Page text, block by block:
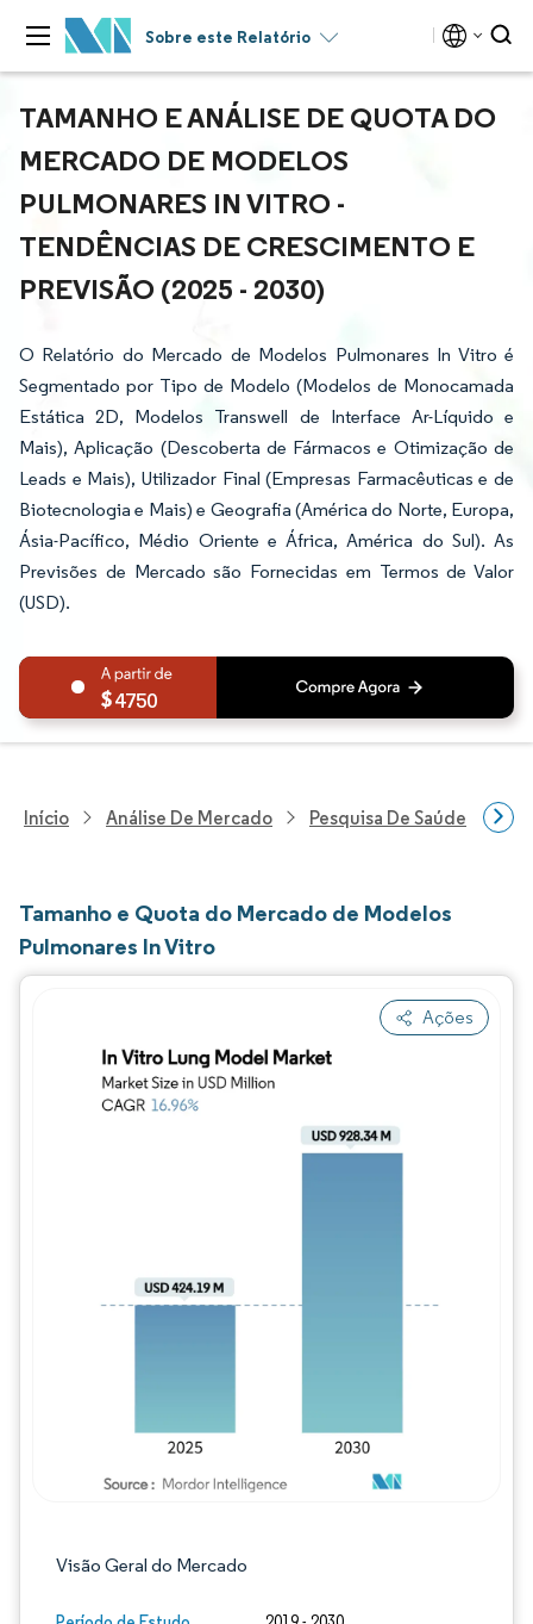
Sobre este Relatório
TAMANHO E ANÁLISE DE QUOTA DO
MERCADO DE MODELOS
PULMONARES IN VITRO -
TENDÊNCIAS DE CRESCIMENTO E
PREVISÃO (2025 - 2030)
O Relatório do Mercado de Modelos Pulmonares In Vitro é
Segmentado por Tipo de Modelo (Modelos de Monocamada
Estática 2D, Modelos Transwell de Interface Ar-Líquido e
Mais), Aplicação (Descoberta de Fármacos e Otimização de
Leads e Mais), Utilizador Final (Empresas Farmacêuticas e de
Biotecnologia e Mais) e Geografia (América do Norte, Europa,
Ásia-Pacífico, Médio Oriente e África, América do Sul). As
Previsões de Mercado são Fornecidas em Termos de Valor
(USD).
4750
Início Análise De Mercado Pesquisa De Saúde
Tamanho e Quota do Mercado de Modelos
Pulmonares In Vitro
Ações
Visão Geral do Mercado